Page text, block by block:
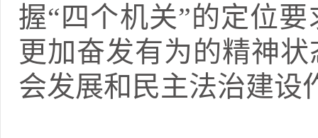
握“四个机关”的定位
更加奋发有为的精神
会发展和民主法治建设